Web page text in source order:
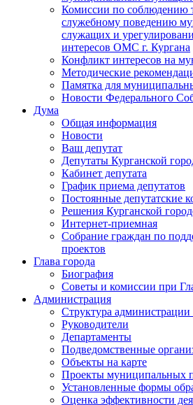
Комиссии по соблюдению
служебному поведению
служащих и
интересов ОМС г. Кургана
Конфликт интересов на
Методические
Памятка для
Новости Федерального
Дума
Общая информация
Новости
Ваш депутат
Депутаты Курганской
Кабинет депутата
График приема депутатов
Постоянные депутатские
Решения Курганской
Интернет-приемная
Собрание граждан по
проектов
Глава города
Биография
Советы и комиссии при
Администрация
Структура администрации
Руководители
Департаменты
Подведомственные
Объекты на карте
Проекты муниципальных
Установленные формы
Оценка эффективности